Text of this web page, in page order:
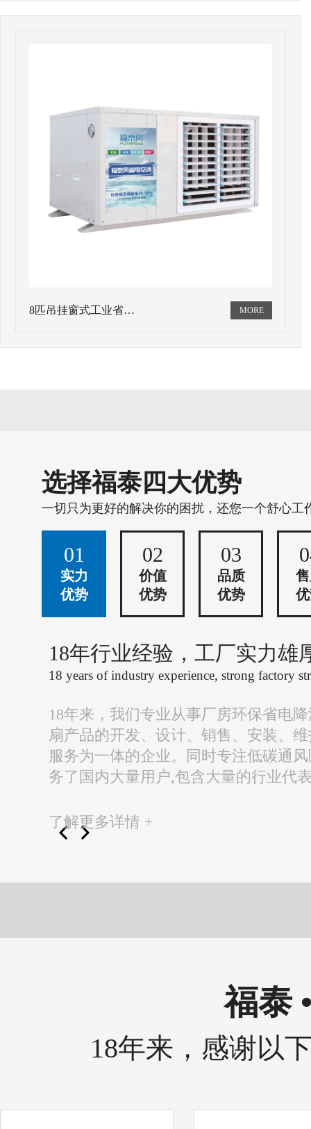
8匹吊挂窗式工业省…
选择福泰四大优势
一切只为更好的解决你的困扰，还您一个舒心工
01
实力
优势
02
价值
优势
03
品质
优势
18年行业经验，工厂实力雄
18 years of industry experience, strong factory
18年来，我们专业从事厂房环保省电
扇产品的开发、设计、销售、安装、
服务为一体的企业。同时专注低碳通
务了国内大量用户,包含大量的行业代
了解更多详情 +
福泰
18年来，感谢以